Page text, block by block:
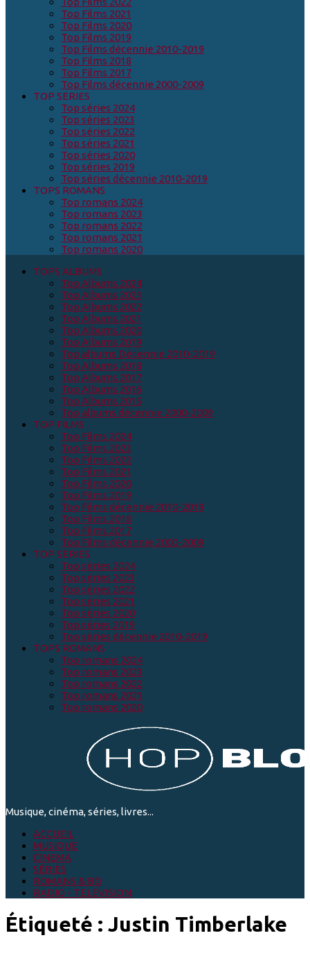
Top Films 2021
Top Films 2020
Top Films 2019
Top Films décennie 2010-2019
Top Films 2018
Top Films 2017
Top Films décennie 2000-2009
TOP SERIES
Top séries 2024
Top séries 2023
Top séries 2022
Top séries 2021
Top séries 2020
Top séries 2019
Top séries décennie 2010-2019
TOPS ROMANS
Top romans 2024
Top romans 2023
Top romans 2022
Top romans 2021
Top romans 2020
TOPS ALBUMS
Top Albums 2024
Top Albums 2023
Top Albums 2022
Top Albums 2021
Top Albums 2020
Top Albums 2019
Top albums Décennie 2010-2019
Top Albums 2018
Top Albums 2017
Top Albums 2016
Top Albums 2015
Top albums décennie 2000-2009
TOP FILMS
Top Films 2024
Top Films 2023
Top Films 2022
Top Films 2021
Top Films 2020
Top Films 2019
Top Films décennie 2010-2019
Top Films 2018
Top Films 2017
Top Films décennie 2000-2009
TOP SERIES
Top séries 2024
Top séries 2023
Top séries 2022
Top séries 2021
Top séries 2020
Top séries 2019
Top séries décennie 2010-2019
TOPS ROMANS
Top romans 2024
Top romans 2023
Top romans 2022
Top romans 2021
Top romans 2020
Musique, cinéma, séries, livres...
ACCUEIL
MUSIQUE
CINEMA
SÉRIES
ROMANS & BD
RADIO - TELEVISION
Étiqueté : Justin Timberlake